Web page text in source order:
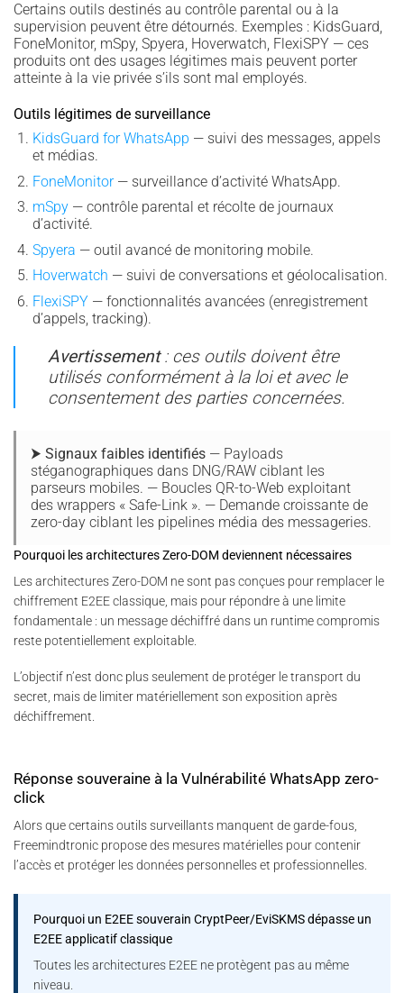
Certains outils destinés au contrôle parental ou à la
supervision peuvent être détournés. Exemples : KidsGuard,
FoneMonitor, mSpy, Spyera, Hoverwatch, FlexiSPY — ces
produits ont des usages légitimes mais peuvent porter
atteinte à la vie privée s’ils sont mal employés.
Outils légitimes de surveillance
KidsGuard for WhatsApp — suivi des messages, appels
et médias.
FoneMonitor— surveillance d’activité WhatsApp.
mSpy— contrôle parental et récolte de journaux
d’activité.
Spyera — outil avancé de monitoring mobile.
Hoverwatch — suivi de conversations et géolocalisation.
FlexiSPY— fonctionnalités avancées (enregistrement
d’appels, tracking).
Avertissement: ces outils doivent être
utilisés conformément à la loi et avec le
consentement des parties concernées.
⮞ Signaux faibles identifiés — Payloads
stéganographiques dans DNG/RAW ciblant les
parseurs mobiles. — Boucles QR-to-Web exploitant
des wrappers « Safe-Link ». — Demande croissante de
zero-day ciblant les pipelines média des messageries.
Pourquoi les architectures Zero-DOM deviennent nécessaires
Les architectures Zero-DOM ne sont pas conçues pour remplacer le
chiffrement E2EE classique, mais pour répondre à une limite
fondamentale : un message déchiffré dans un runtime compromis
reste potentiellement exploitable.
L’objectif n’est donc plus seulement de protéger le transport du
secret, mais de limiter matériellement son exposition après
déchiffrement.
Réponse souveraine à la Vulnérabilité WhatsApp zero-
click
Alors que certains outils surveillants manquent de garde-fous,
Freemindtronic propose des mesures matérielles pour contenir
l’accès et protéger les données personnelles et professionnelles.
Pourquoi un E2EE souverain CryptPeer/EviSKMS dépasse un
E2EE applicatif classique
Toutes les architectures E2EE ne protègent pas au même
niveau.